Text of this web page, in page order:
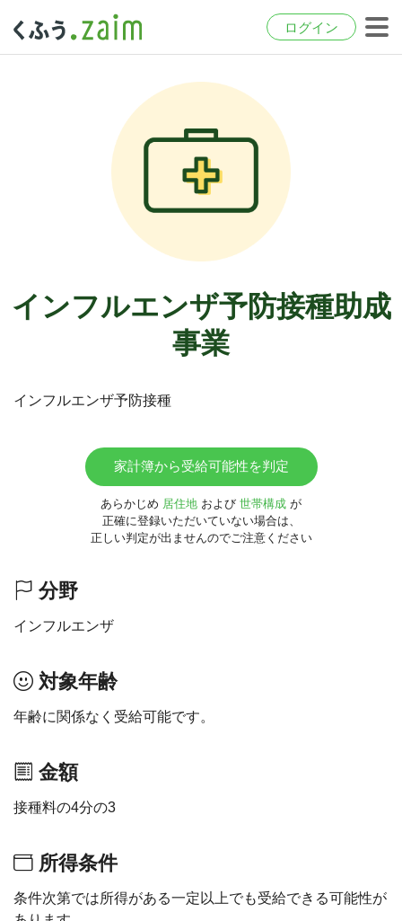
ログイン
インフルエンザ予防接種助成
事業
インフルエンザ予防接種
家計簿から受給可能性を判定
あらかじめ 居住地 および 世帯構成 が
正確に登録いただいていない場合は、
正しい判定が出ませんのでご注意ください
分野
インフルエンザ
対象年齢
年齢に関係なく受給可能です。
金額
接種料の4分の3
所得条件
条件次第では所得がある一定以上でも受給できる可能性が